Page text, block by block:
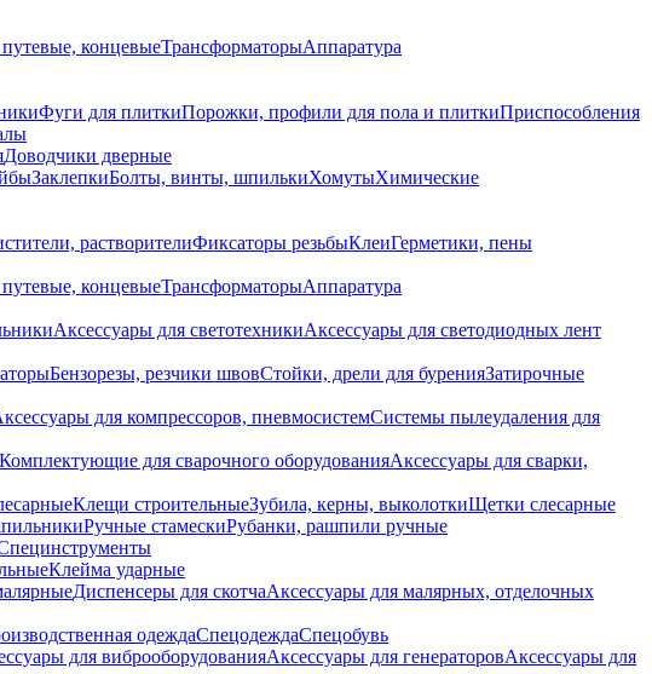
концевыеТрансформаторыАппаратура
Фуги для плиткиПорожки, профили для пола и плиткиПриспособления
Доводчики дверные
ЗаклепкиБолты, винты, шпилькиХомутыХимические
растворителиФиксаторы резьбыКлеиГерметики, пены
концевыеТрансформаторыАппаратура
Аксессуары для светотехникиАксессуары для светодиодных лент
Бензорезы, резчики швовСтойки, дрели для буренияЗатирочные
для компрессоров, пневмосистемСистемы пылеудаления для
Комплектующие для сварочного оборудованияАксессуары для сварки,
Клещи строительныеЗубила, керны, выколоткиЩетки слесарные
Ручные стамескиРубанки, рашпили ручные
Клейма ударные
Диспенсеры для скотчаАксессуары для малярных, отделочных
одеждаСпецодеждаСпецобувь
для виброоборудованияАксессуары для генераторовАксессуары для